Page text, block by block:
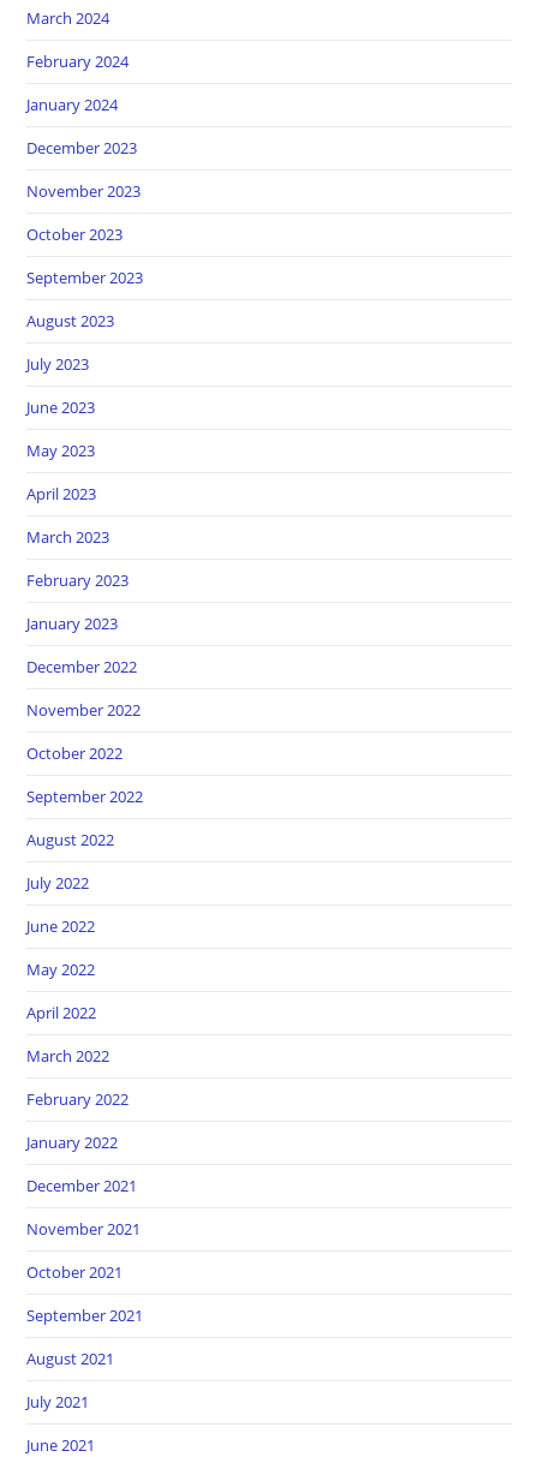
March 2024
February 2024
January 2024
December 2023
November 2023
October 2023
September 2023
August 2023
July 2023
June 2023
May 2023
April 2023
March 2023
February 2023
January 2023
December 2022
November 2022
October 2022
September 2022
August 2022
July 2022
June 2022
May 2022
April 2022
March 2022
February 2022
January 2022
December 2021
November 2021
October 2021
September 2021
August 2021
July 2021
June 2021